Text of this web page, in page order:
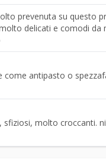
prevenuta su questo
delicati e comodi da
come antipasto o
sfiziosi, molto croccanti.